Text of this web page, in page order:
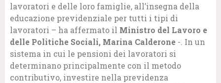
lavoratori e delle loro famiglie, all’insegna della
educazione previdenziale per tutti i tipi di
lavoratori – ha affermato il Ministro del Lavoro e
delle Politiche Sociali, Marina Calderone -. In un
sistema in cui le pensioni dei lavoratori si
determinano principalmente con il metodo
contributivo, investire nella previdenza